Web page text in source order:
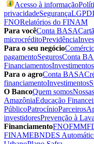
Acesso à informação
privacidadeSegurançaLGPD
FNORelatórios do FINAM
Para vocêConta BASA
microcréditoPrevidência
Para o seu negócio
pagamentoSegurosConta
FinanciamentosInvestimentos
Para o agroConta BASA
financiamentoInvestimentos
O BancoQuem somos
AmazôniaEducação
PúblicoPatrocínioParceiros
investidoresPrevenção à
FinanciamentoFNOFMM
FINAMEBNDES